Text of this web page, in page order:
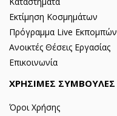
Εκτίμηση Κοσμημάτων
Πρόγραμμα Live Εκπομπών
Ανοικτές Θέσεις Εργασίας
Επικοινωνία
ΧΡΗΣΙΜΕΣ ΣΥΜΒΟΥΛΕΣ
Όροι Χρήσης